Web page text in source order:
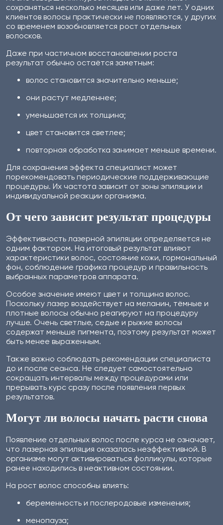
сохраняться несколько месяцев или даже лет. У одних
клиентов волосы практически не появляются, у других
со временем возобновляется рост отдельных
волосков.
Даже при частичном восстановлении роста
результат обычно остаётся заметным:
волос становится значительно меньше;
они растут медленнее;
уменьшается их толщина;
цвет становится светлее;
повторная обработка занимает меньше времени.
Для сохранения эффекта специалист может
порекомендовать периодические поддерживающие
процедуры. Их частота зависит от зоны эпиляции и
индивидуальной реакции организма.
От чего зависит результат процедуры
Эффективность лазерной эпиляции определяется не
одним фактором. На итоговый результат влияют
характеристики волос, состояние кожи, гормональный
фон, соблюдение графика процедур и правильность
выбранных параметров аппарата.
Особое значение имеют цвет и толщина волос.
Поскольку лазер воздействует на меланин, тёмные и
плотные волосы обычно реагируют на процедуру
лучше. Очень светлые, седые и рыжие волосы
содержат меньше пигмента, поэтому результат может
быть менее выраженным.
Также важно соблюдать рекомендации специалиста
до и после сеанса. Не следует самостоятельно
сокращать интервалы между процедурами или
прерывать курс сразу после появления первых
результатов.
Могут ли волосы начать расти снова
Появление отдельных волос после курса не означает,
что лазерная эпиляция оказалась неэффективной. В
организме могут активироваться фолликулы, которые
ранее находились в неактивном состоянии.
На рост волос способны влиять:
беременность и послеродовые изменения;
менопауза;